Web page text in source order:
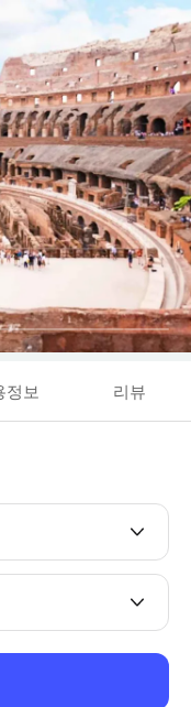
정보 리뷰